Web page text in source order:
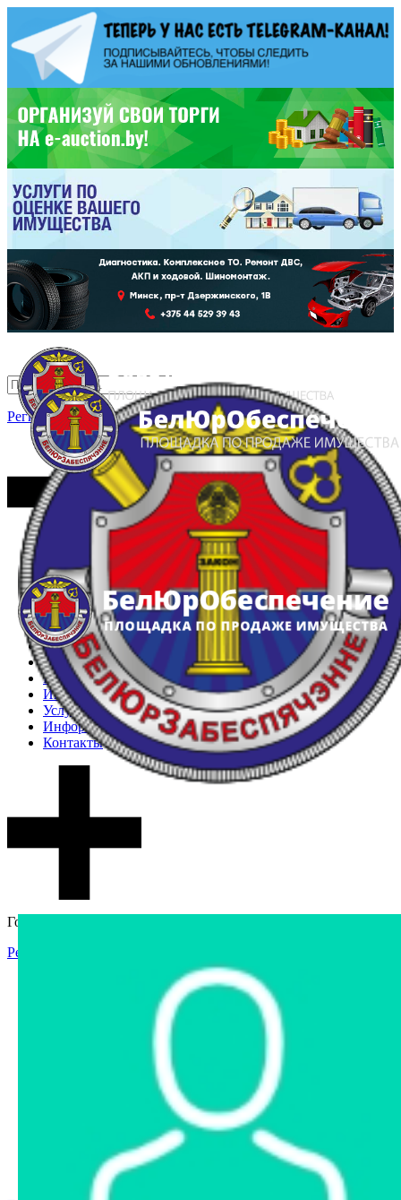
Регистрация Вход
Главная
Арестованное имущество
Реестр несостоявшихся торгов
Реестр переоценок
Частное имущество
Государственное имущество
Интернет-магазин
Интернет-витрина
Услуги
Информация
Контакты
Гостевой доступ
Регистрация
Интернет-магазин
Интернет-витрина
Арестованное имущество
Реестр несостоявшихся торгов
Реестр переоценок
Государственное имущество